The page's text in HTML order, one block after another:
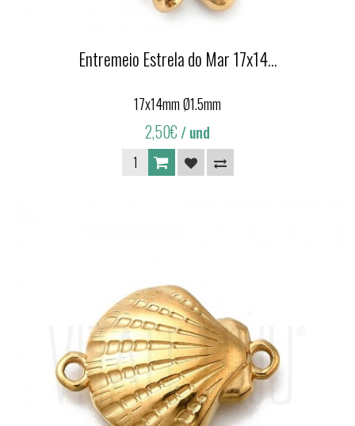
Entremeio Estrela do Mar 17x14...
17x14mm Ø1.5mm
2,50€/ und